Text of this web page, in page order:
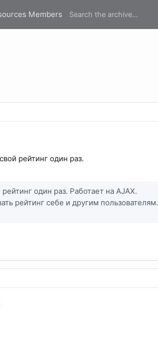
Members
рейтинг один раз.
один раз. Работает на AJAX.
рейтинг себе и другим пользователям.